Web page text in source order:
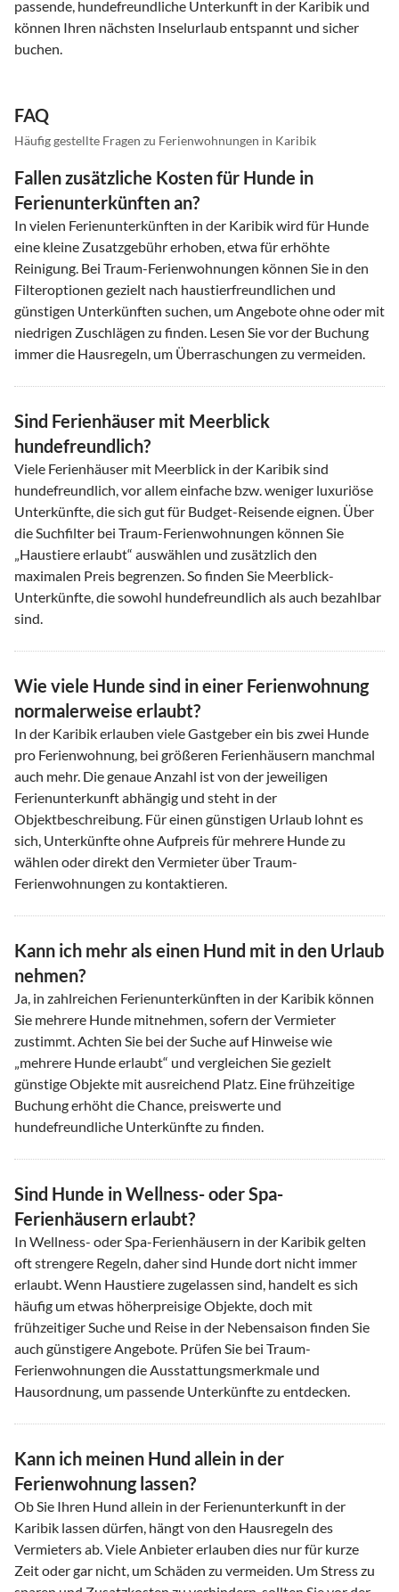
passende, hundefreundliche Unterkunft in der Karibik und
können Ihren nächsten Inselurlaub entspannt und sicher
buchen.
FAQ
Häufig gestellte Fragen zu Ferienwohnungen in Karibik
Fallen zusätzliche Kosten für Hunde in
Ferienunterkünften an?
In vielen Ferienunterkünften in der Karibik wird für Hunde
eine kleine Zusatzgebühr erhoben, etwa für erhöhte
Reinigung. Bei Traum-Ferienwohnungen können Sie in den
Filteroptionen gezielt nach haustierfreundlichen und
günstigen Unterkünften suchen, um Angebote ohne oder mit
niedrigen Zuschlägen zu finden. Lesen Sie vor der Buchung
immer die Hausregeln, um Überraschungen zu vermeiden.
Sind Ferienhäuser mit Meerblick
hundefreundlich?
Viele Ferienhäuser mit Meerblick in der Karibik sind
hundefreundlich, vor allem einfache bzw. weniger luxuriöse
Unterkünfte, die sich gut für Budget-Reisende eignen. Über
die Suchfilter bei Traum-Ferienwohnungen können Sie
„Haustiere erlaubt“ auswählen und zusätzlich den
maximalen Preis begrenzen. So finden Sie Meerblick-
Unterkünfte, die sowohl hundefreundlich als auch bezahlbar
sind.
Wie viele Hunde sind in einer Ferienwohnung
normalerweise erlaubt?
In der Karibik erlauben viele Gastgeber ein bis zwei Hunde
pro Ferienwohnung, bei größeren Ferienhäusern manchmal
auch mehr. Die genaue Anzahl ist von der jeweiligen
Ferienunterkunft abhängig und steht in der
Objektbeschreibung. Für einen günstigen Urlaub lohnt es
sich, Unterkünfte ohne Aufpreis für mehrere Hunde zu
wählen oder direkt den Vermieter über Traum-
Ferienwohnungen zu kontaktieren.
Kann ich mehr als einen Hund mit in den Urlaub
nehmen?
Ja, in zahlreichen Ferienunterkünften in der Karibik können
Sie mehrere Hunde mitnehmen, sofern der Vermieter
zustimmt. Achten Sie bei der Suche auf Hinweise wie
„mehrere Hunde erlaubt“ und vergleichen Sie gezielt
günstige Objekte mit ausreichend Platz. Eine frühzeitige
Buchung erhöht die Chance, preiswerte und
hundefreundliche Unterkünfte zu finden.
Sind Hunde in Wellness- oder Spa-
Ferienhäusern erlaubt?
In Wellness- oder Spa-Ferienhäusern in der Karibik gelten
oft strengere Regeln, daher sind Hunde dort nicht immer
erlaubt. Wenn Haustiere zugelassen sind, handelt es sich
häufig um etwas höherpreisige Objekte, doch mit
frühzeitiger Suche und Reise in der Nebensaison finden Sie
auch günstigere Angebote. Prüfen Sie bei Traum-
Ferienwohnungen die Ausstattungsmerkmale und
Hausordnung, um passende Unterkünfte zu entdecken.
Kann ich meinen Hund allein in der
Ferienwohnung lassen?
Ob Sie Ihren Hund allein in der Ferienunterkunft in der
Karibik lassen dürfen, hängt von den Hausregeln des
Vermieters ab. Viele Anbieter erlauben dies nur für kurze
Zeit oder gar nicht, um Schäden zu vermeiden. Um Stress zu